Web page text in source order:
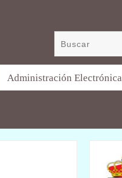
Administración Electrónica